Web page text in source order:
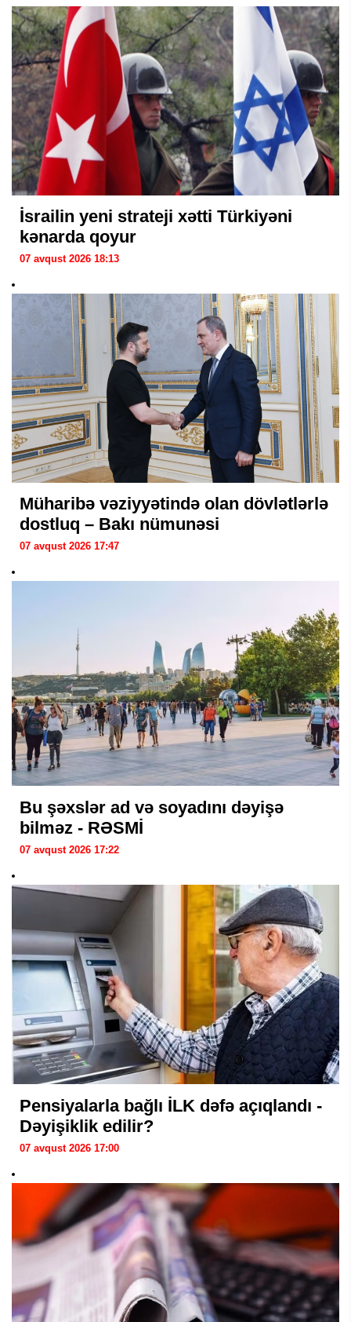
İsrailin yeni strateji xətti Türkiyəni
kənarda qoyur
07 avqust 2026 18:13
Müharibə vəziyyətində olan dövlətlərlə
dostluq – Bakı nümunəsi
07 avqust 2026 17:47
Bu şəxslər ad və soyadını dəyişə
bilməz - RƏSMİ
07 avqust 2026 17:22
Pensiyalarla bağlı İLK dəfə açıqlandı -
Dəyişiklik edilir?
07 avqust 2026 17:00